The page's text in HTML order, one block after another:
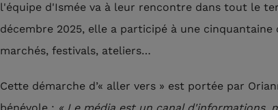
l'équipe d'Ismée va à leur rencontre dans tout le
décembre 2025, elle a participé à une cinquantaine
marchés, festivals, ateliers…
Cette démarche d’« aller vers » est portée par